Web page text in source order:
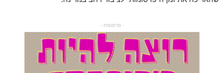
- פרסומת -